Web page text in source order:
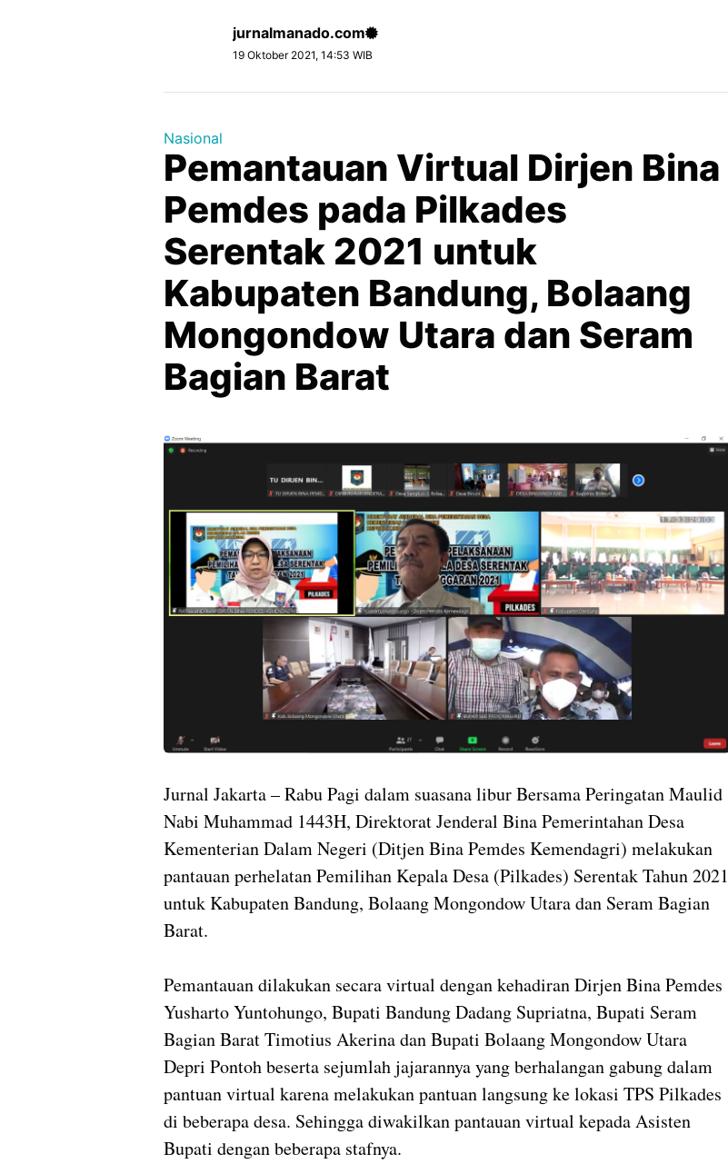
jurnalmanado.com
19 Oktober 2021, 14:53 WIB
Nasional
Pemantauan Virtual Dirjen Bina
Pemdes pada Pilkades
Serentak 2021 untuk
Kabupaten Bandung, Bolaang
Mongondow Utara dan Seram
Bagian Barat
Jurnal Jakarta – Rabu Pagi dalam suasana libur Bersama Peringatan Maulid
Nabi Muhammad 1443H, Direktorat Jenderal Bina Pemerintahan Desa
Kementerian Dalam Negeri (Ditjen Bina Pemdes Kemendagri) melakukan
pantauan perhelatan Pemilihan Kepala Desa (Pilkades) Serentak Tahun 2021
untuk Kabupaten Bandung, Bolaang Mongondow Utara dan Seram Bagian
Barat.
Pemantauan dilakukan secara virtual dengan kehadiran Dirjen Bina Pemdes
Yusharto Yuntohungo, Bupati Bandung Dadang Supriatna, Bupati Seram
Bagian Barat Timotius Akerina dan Bupati Bolaang Mongondow Utara
Depri Pontoh beserta sejumlah jajarannya yang berhalangan gabung dalam
pantuan virtual karena melakukan pantuan langsung ke lokasi TPS Pilkades
di beberapa desa. Sehingga diwakilkan pantauan virtual kepada Asisten
Bupati dengan beberapa stafnya.